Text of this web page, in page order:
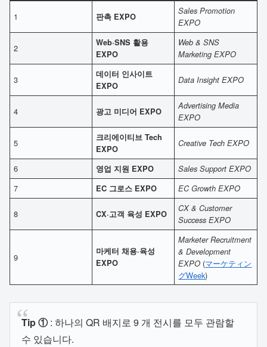
1 판촉 EXPO
Sales Promotion
EXPO
2
Web·SNS 활용
EXPO
Web & SNS
Marketing EXPO
3
데이터 인사이트
EXPO
Data Insight EXPO
4 광고 미디어 EXPO
Advertising Media
EXPO
5
크리에이티브 Tech
EXPO
Creative Tech EXPO
6 영업 지원 EXPO Sales Support EXPO
7 EC 그로스 EXPO EC Growth EXPO
8 CX·고객 육성 EXPO
CX & Customer
Success EXPO
9
마케터 채용·육성
EXPO
Marketer Recruitment
& Development
EXPO (マーケティン
グWeek)
Tip ①: 하나의 QR 배지로 9 개 전시를 모두 관람할
수 있습니다.